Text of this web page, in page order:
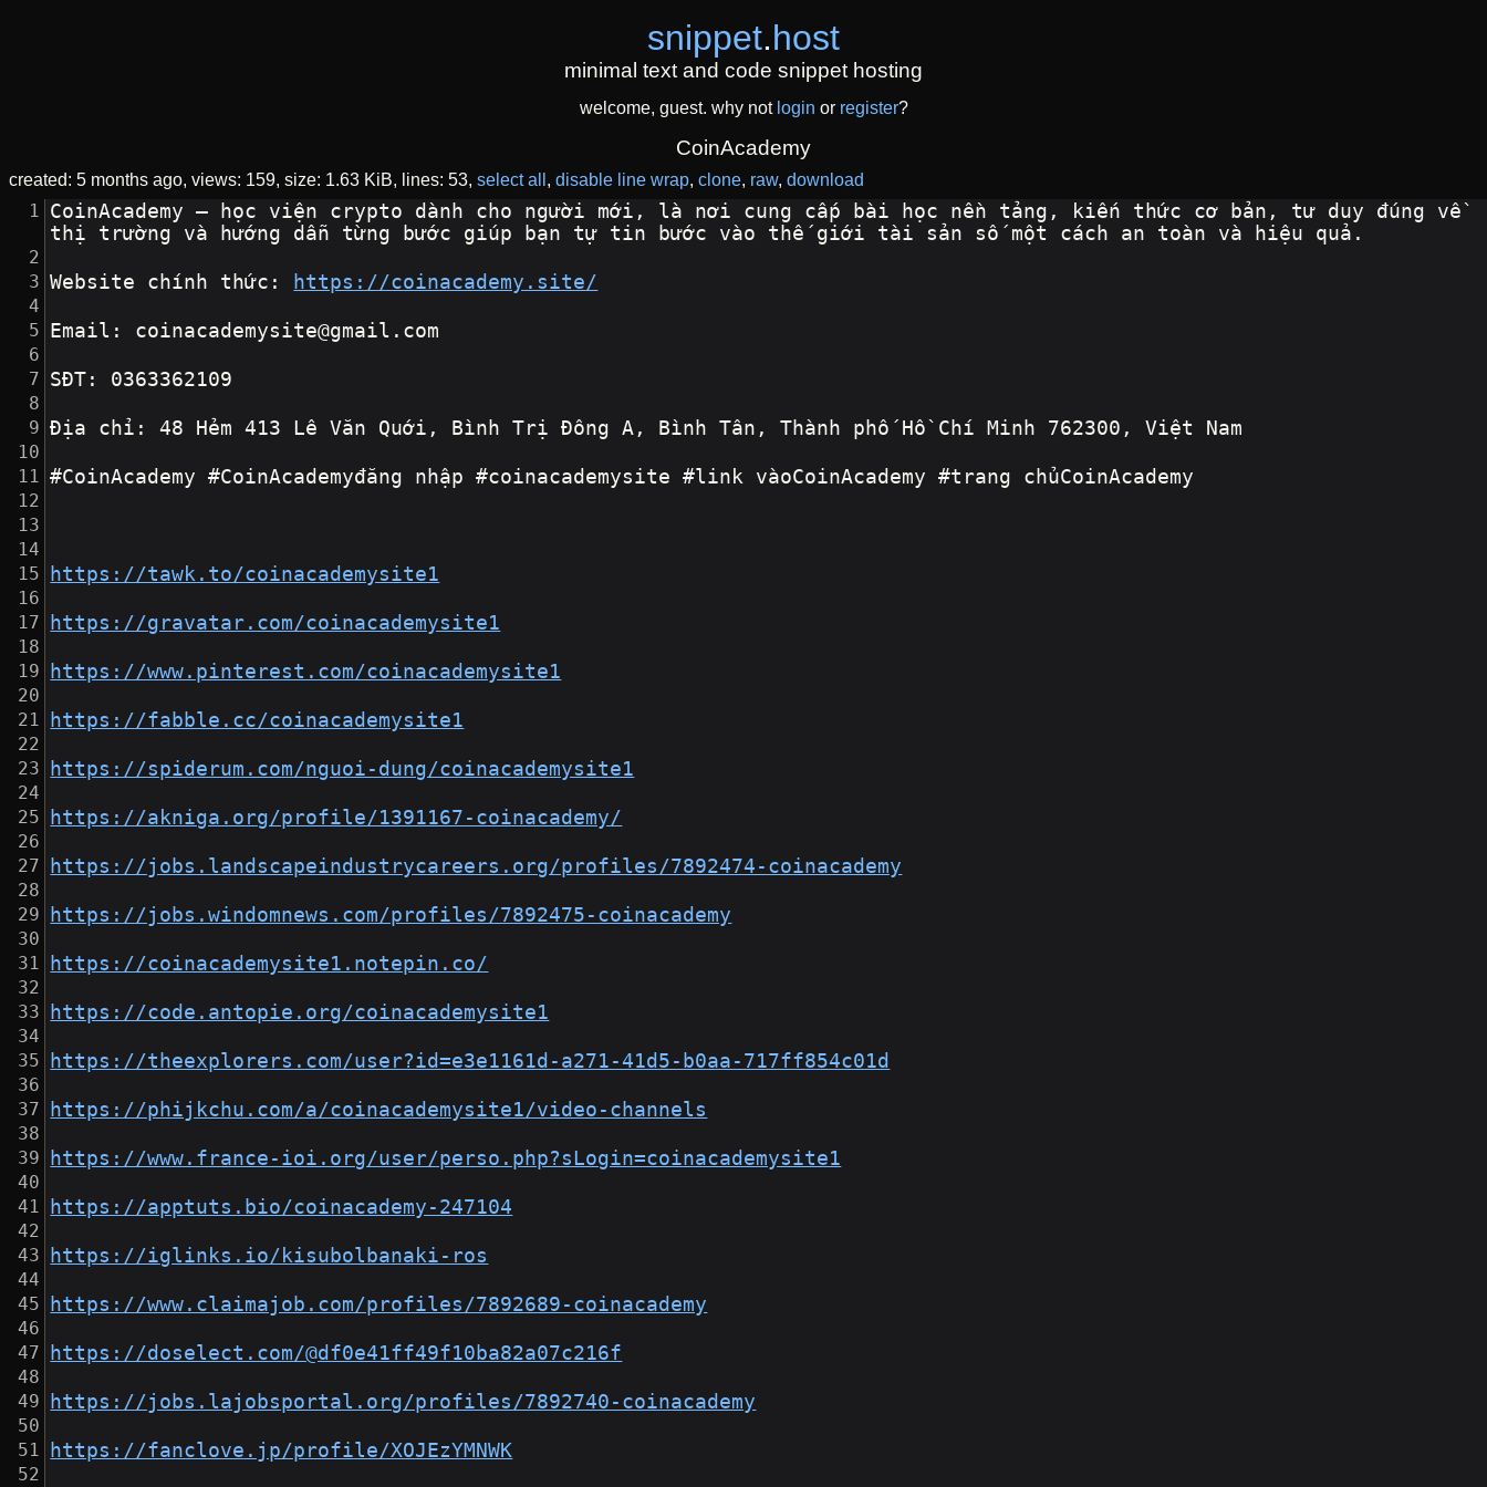
snippet.host
minimal text and code snippet hosting
welcome, guest. why not login or register?
CoinAcademy
created: 5 months ago views: 159 size: 1.63 KiB lines: 53 select all disable line wrap clone raw download
CoinAcademy – học viện crypto dành cho người mới, là nơi cung cấp bài học nền tảng, kiến thức cơ bản, tư duy đúng về
thị trường và hướng dẫn từng bước giúp bạn tự tin bước vào thế giới tài sản số một cách an toàn và hiệu quả.
Website chính thức: https://coinacademy.site/
Email: coinacademysite@gmail.com
SĐT: 0363362109
Địa chỉ: 48 Hẻm 413 Lê Văn Quới, Bình Trị Đông A, Bình Tân, Thành phố Hồ Chí Minh 762300, Việt Nam
#CoinAcademy #CoinAcademyđăng nhập #coinacademysite #link vàoCoinAcademy #trang chủCoinAcademy
https://tawk.to/coinacademysite1
https://gravatar.com/coinacademysite1
https://www.pinterest.com/coinacademysite1
https://fabble.cc/coinacademysite1
https://spiderum.com/nguoi-dung/coinacademysite1
https://akniga.org/profile/1391167-coinacademy/
https://jobs.landscapeindustrycareers.org/profiles/7892474-coinacademy
https://jobs.windomnews.com/profiles/7892475-coinacademy
https://coinacademysite1.notepin.co/
https://code.antopie.org/coinacademysite1
https://theexplorers.com/user?id=e3e1161d-a271-41d5-b0aa-717ff854c01d
https://phijkchu.com/a/coinacademysite1/video-channels
https://www.france-ioi.org/user/perso.php?sLogin=coinacademysite1
https://apptuts.bio/coinacademy-247104
https://iglinks.io/kisubolbanaki-ros
https://www.claimajob.com/profiles/7892689-coinacademy
https://doselect.com/@df0e41ff49f10ba82a07c216f
https://jobs.lajobsportal.org/profiles/7892740-coinacademy
https://fanclove.jp/profile/XOJEzYMNWK